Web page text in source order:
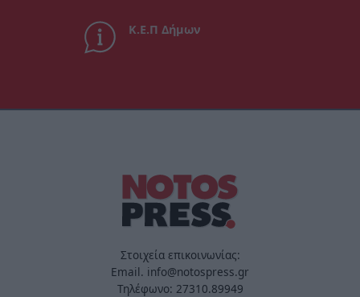
Κ.Ε.Π Δήμων
Στοιχεία επικοινωνίας:
Email. info@notospress.gr
Τηλέφωνο: 27310.89949